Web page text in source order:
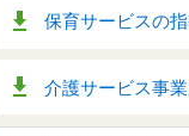
保育サービスの
介護サービス事